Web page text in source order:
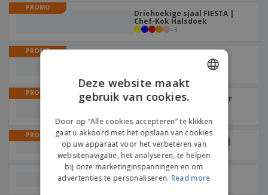
PROMO
Driehoekige sjaal FIESTA |
Chef-Kok Halsdoek
+3
PROMO
Jutezak voor 1 fles 750ml
JUTEONE | Wijntassen
PROMO
Polycarbonaat shotbeker
PROMO
Gin Glass 700ml SANTOS |
Ginbeker
Wijnglas 190ml SAVOIE
LUMINARC | Wijnbeker
ENGLISH
Deze website maakt
gebruik van cookies.
Door op “Alle cookies accepteren” te klikken
gaat u akkoord met het opslaan van cookies
op uw apparaat voor het verbeteren van
websitenavigatie, het analyseren, te helpen
bij onze marketinginspanningen en om
advertenties te personaliseren. Read more